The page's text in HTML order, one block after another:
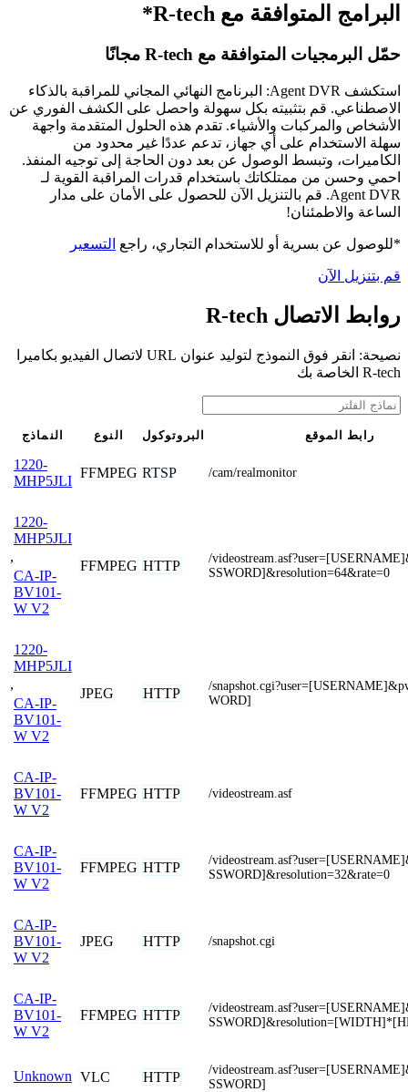
البرامج المتوافقة مع R-tech*
حمّل البرمجيات المتوافقة مع R-tech مجانًا
استكشف Agent DVR: البرنامج النهائي المجاني للمراقبة بالذكاء
الاصطناعي. قم بتثبيته بكل سهولة واحصل على الكشف الفوري عن
الأشخاص والمركبات والأشياء. تقدم هذه الحلول المتقدمة واجهة
سهلة الاستخدام على أي جهاز، تدعم عددًا غير محدود من
الكاميرات، وتبسط الوصول عن بعد دون الحاجة إلى توجيه المنفذ.
احمي وحسن من ممتلكاتك باستخدام قدرات المراقبة القوية لـ
Agent DVR. قم بالتنزيل الآن للحصول على الأمان على مدار
الساعة والاطمئنان!
*للوصول عن بسرية أو للاستخدام التجاري، راجع التسعير
قم بتنزيل الآن
روابط الاتصال R-tech
نصيحة: انقر فوق النموذج لتوليد عنوان URL لاتصال الفيديو بكاميرا
R-tech الخاصة بك
النماذج النوع البروتوكول رابط الموقع
1220-
MHP5JLI
FFMPEG RTSP /cam/realmonitor
1220-
MHP5JLI
,
CA-IP-
BV101-
W V2
FFMPEG HTTP
/
SSWORD]&resolution=64&rate=0
1220-
MHP5JLI
,
CA-IP-
BV101-
W V2
JPEG HTTP
/
WORD]
CA-IP-
BV101-
W V2
FFMPEG HTTP /videostream.asf
CA-IP-
BV101-
W V2
FFMPEG HTTP
/
SSWORD]&resolution=32&rate=0
CA-IP-
BV101-
W V2
JPEG HTTP /snapshot.cgi
CA-IP-
BV101-
W V2
FFMPEG HTTP
/
Unknown VLC HTTP
/
SSWORD]